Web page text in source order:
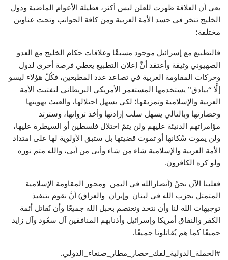
يعي أن العلاقة ظهرت للعلن ليس أكثر، فطيلة الأعوام الماضية ودول
الخليج تنخر في جسد الأمة العربية ومن كافة الجوانب وتحت عناوين
مختلفة؛
فالتطبيع مع إسرائيل موجود مسبقًا وعلاقات حكام الخليج مع العدو
الصهيوني وثيقة وأعتقد أنَّ إعلان التطبيع يعطي فرصة أخرى لدول
وحركات المقاومة العربية في تصاعد عدد المطبعين، فكُلّ هؤلاء ليسو
إلَّا “بيادق” يستخدمها المستعمر الأمريكي البريطاني لتفتيت الأمة
العربية والإسلامية وتمزيقها؛ لكي يسهل احتلالها، والعبث بهويتها
وحضارتها وبالتالي يسهل سلب إرادتها وأخذ ثرواتها، وسترتد
مؤامراتهم الدنيئة عليهم ولن يتمّ احتلال فلسطين أو السيطرة عليها،
ولن يموت سُكانها أو تموت قضيتها بل ستبق الأولوية لها على امتداد
الأمة العربية والإسلامية شاء من شاء وأبى من أبى، والله متم نوره
ولو كره الكافرون.
فعلينا الآن نحنُ (أنصارالله في اليمن_ومحور المقاومة الإسلامية
المتمثل بحزب الله في لبنان_وإيران_والعراق) أنَّ نقوم بتنفيذ
توجيهات الله لنا وأن نتحد ونعتصم بحبل الله جميعًا وأن نُقاتل أئمة
الكفر والنفاق أمريكا وإسرائيل وأذنابهم المنافقين آل سعُود وآل زايد
جميعًا كما هم يُقاتلونا جميعًا.
#الحملة_الدولية_لفك_حصار_مطار_صنعاء_الدولي.